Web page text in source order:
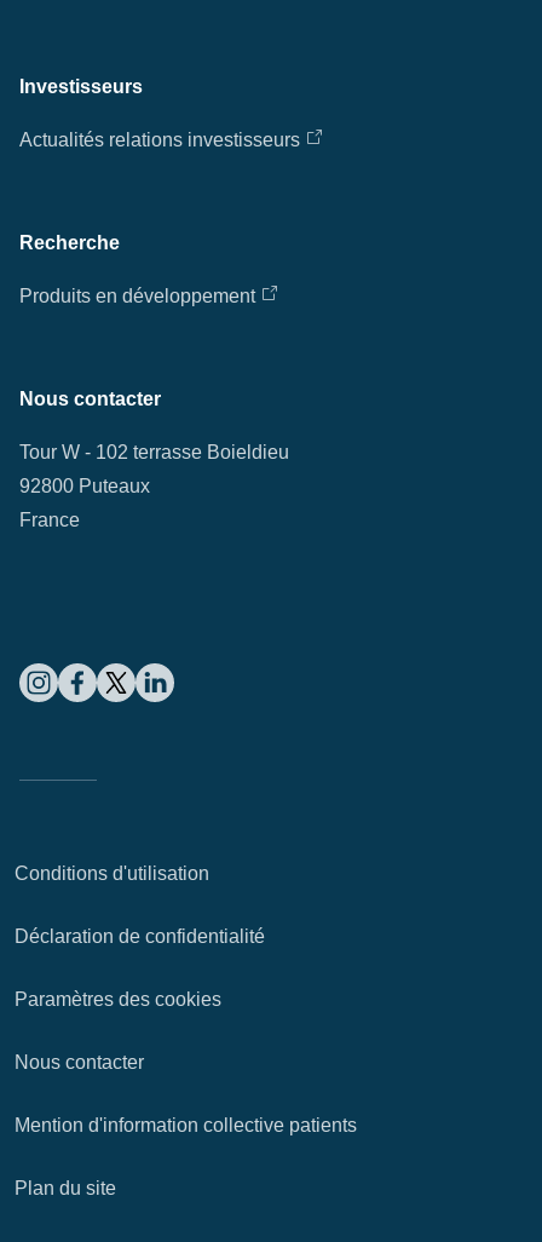
Investisseurs
Actualités relations investisseurs
Recherche
Produits en développement
Nous contacter
Tour W - 102 terrasse Boieldieu
92800 Puteaux
France
Conditions d'utilisation
Déclaration de confidentialité
Paramètres des cookies
Nous contacter
Mention d'information collective patients
Plan du site